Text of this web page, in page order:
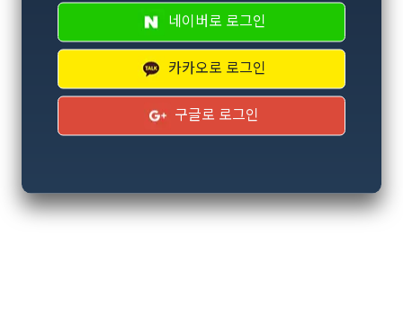
네이버로 로그인
카카오로 로그인
구글로 로그인